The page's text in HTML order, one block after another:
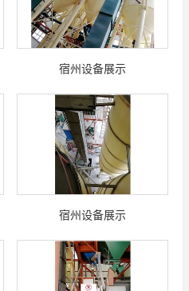
宿州设备展示
宿州设备展示